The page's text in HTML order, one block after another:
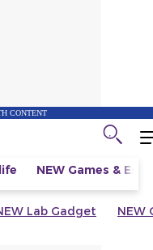
CONTENT
NEW Games &
Lab Gadget NEW